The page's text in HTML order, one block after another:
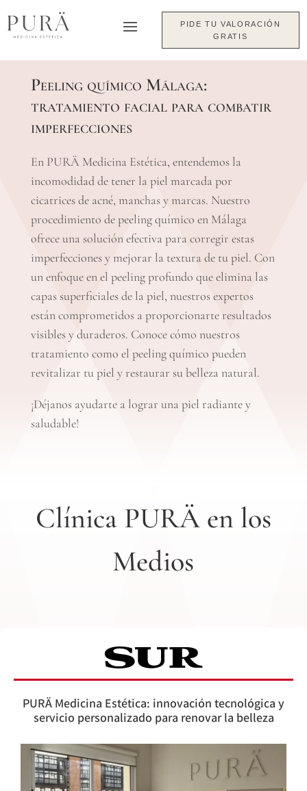
PIDE TU VALORACIÓN
GRATIS
Peeling químico Málaga:
tratamiento facial para combatir
imperfecciones
En PURÄ Medicina Estética, entendemos la
incomodidad de tener la piel marcada por
cicatrices de acné, manchas y marcas. Nuestro
procedimiento de peeling químico en Málaga
ofrece una solución efectiva para corregir estas
imperfecciones y mejorar la textura de tu piel. Con
un enfoque en el peeling profundo que elimina las
capas superficiales de la piel, nuestros expertos
están comprometidos a proporcionarte resultados
visibles y duraderos. Conoce cómo nuestros
tratamiento como el peeling químico pueden
revitalizar tu piel y restaurar su belleza natural.
¡Déjanos ayudarte a lograr una piel radiante y
saludable!
Clínica PURÄ en los
Medios
PURÄ Medicina Estética: innovación tecnológica y
servicio personalizado para renovar la belleza